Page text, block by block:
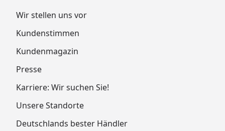
Wir stellen uns vor
Kundenstimmen
Kundenmagazin
Presse
Karriere: Wir suchen Sie!
Unsere Standorte
Deutschlands bester Händler